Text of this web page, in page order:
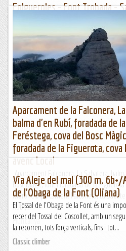
Folgueroles - Font Trobada -
del Munt - Salt de la Minyona
Dissabte 17 de febrer de 2024Hora de
matí. Ubicació: Comarca d’Osona.
min (16,3 km) Desnivell: 591 m...
Maifemcim.cat
Aparcament de la Falconera,
balma d'en Rubí, foradada de
Feréstega, cova del Bosc
foradada de la Figuerota, cova
avenc Local
Aparcament Falconera, La Sabatera,
Bosc Màgic, font i foradada de la Figuerota
MuronellAparcament Falconera, La
Rubí,...
Muntanya
Via Aleje del mal (300 m. 6b+/
de l'Obaga de la Font (Oliana)
El Tossal de l'Obaga de la Font és una
recer del Tossal del Coscollet, amb un
la recorren, tots força verticals, fins i tot...
Classic climber